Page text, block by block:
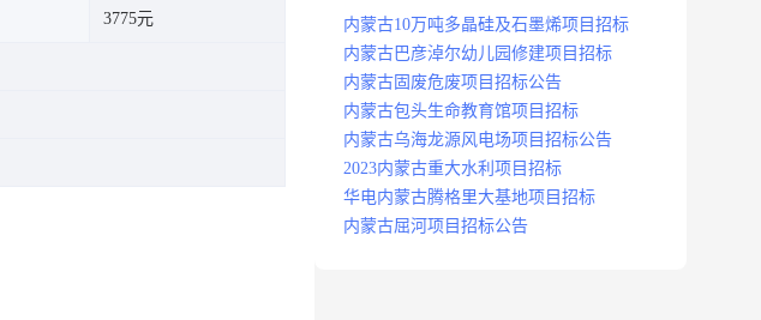
3775元
内蒙古10万吨多晶硅及石墨烯项目招标
内蒙古巴彦淖尔幼儿园修建项目招标
内蒙古固废危废项目招标公告
内蒙古包头生命教育馆项目招标
内蒙古乌海龙源风电场项目招标公告
2023内蒙古重大水利项目招标
华电内蒙古腾格里大基地项目招标
内蒙古屈河项目招标公告